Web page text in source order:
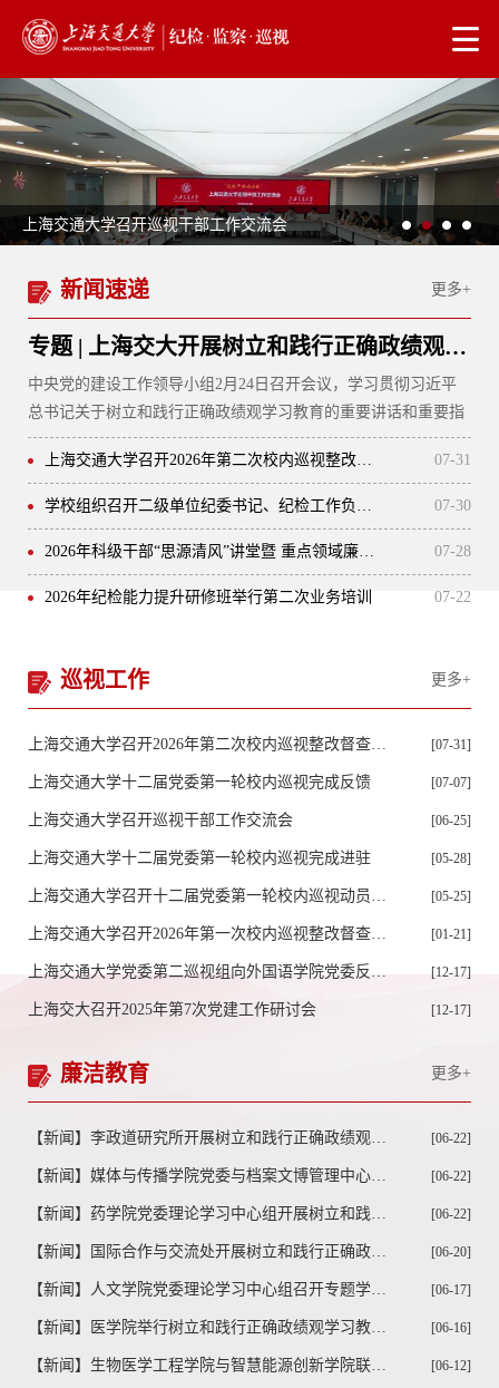
校纪委书记听取重点领域廉政风险防控情况汇报
新闻速递 更多+
专题 | 上海交大开展树立和践行正确政绩观学习教育
中央党的建设工作领导小组2月24日召开会议，学习贯彻习近平
总书记关于树立和践行正确政绩观学习教育的重要讲话和重要指
示精神，研究部署树立和践行正确政绩观学习教育工作。会议强
调，各级党委（党组）要把树立和践行正确政绩观学习教育作为
今年党的建设的重要任务，深入学习贯彻习近平总书记重要讲话
习教育取得实效。· 中央党的建设工作领导小组召开会议 研究部
署树立和践行正确政绩观学习教育工作·...
上海交通大学召开2026年第二次校内巡视整改督查专题工作会议 07-31
学校组织召开二级单位纪委书记、纪检工作负责人交流座谈会 07-30
2026年科级干部“思源清风”讲堂暨 重点领域廉洁从业专题培训班结业 07-28
2026年纪检能力提升研修班举行第二次业务培训 07-22
巡视工作 更多+
上海交通大学召开2026年第二次校内巡视整改督查专题工作会议 [07-31]
上海交通大学十二届党委第一轮校内巡视完成反馈 [07-07]
上海交通大学召开巡视干部工作交流会 [06-25]
上海交通大学十二届党委第一轮校内巡视完成进驻 [05-28]
上海交通大学召开十二届党委第一轮校内巡视动员部署会 [05-25]
上海交通大学召开2026年第一次校内巡视整改督查专题工作会议 [01-21]
上海交通大学党委第二巡视组向外国语学院党委反馈巡视情况 [12-17]
上海交大召开2025年第7次党建工作研讨会 [12-17]
廉洁教育 更多+
【新闻】李政道研究所开展树立和践行正确政绩观学习教育专题党课 [06-22]
【新闻】媒体与传播学院党委与档案文博管理中心党委开展学习教育联组学习 [06-22]
【新闻】药学院党委理论学习中心组开展树立和践行正确政绩观专题学习 [06-22]
【新闻】国际合作与交流处开展树立和践行正确政绩观专题学习 [06-20]
【新闻】人文学院党委理论学习中心组召开专题学习会议 [06-17]
【新闻】医学院举行树立和践行正确政绩观学习教育读书班暨处级干部学习贯彻党的二十届四中全会精神专题研讨班结业式 [06-16]
【新闻】生物医学工程学院与智慧能源创新学院联合开展学习教育专题党课，联学共悟、树立和践行正确政绩观 [06-12]